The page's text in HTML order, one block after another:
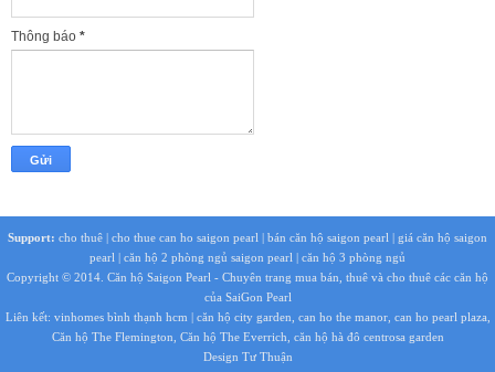
Thông báo *
Support: cho thuê | cho thue can ho saigon pearl | bán căn hộ saigon pearl | giá căn hộ saigon
pearl | căn hộ 2 phòng ngủ saigon pearl | căn hộ 3 phòng ngủ
Copyright © 2014. Căn hộ Saigon Pearl - Chuyên trang mua bán, thuê và cho thuê các căn hộ
của SaiGon Pearl
Liên kết: vinhomes bình thạnh hcm | căn hộ city garden can ho the manor, can ho pearl plaza
Căn hộ The Flemington Căn hộ The Everrich căn hộ hà đô centrosa garden
Design Tư Thuận